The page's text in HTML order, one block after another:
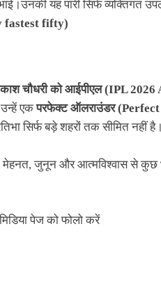
यह पारी सिर्फ व्यक्तिगत
fastest fifty)
चौधरी को आईपीएल (IPL 2026
उन्हें एकपरफेक्ट ऑलराउंडर
सिर्फ बड़े शहरों तक सीमित नहीं
मेहनत, जुनून और आत्मविश्वास से कुछ
पेज को फोलो करें